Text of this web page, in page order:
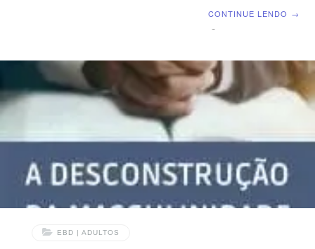
PRÁTICA A mulher foi criada para cooperar com o
homens. Deus lhe confiou a dádiva da maternidade e
função de ser esposa e auxiliadora. LEITURA DIÁRIA
Segunda – Gn 2.18-20 A
CONTINUE LENDO →
EBD | ADULTOS